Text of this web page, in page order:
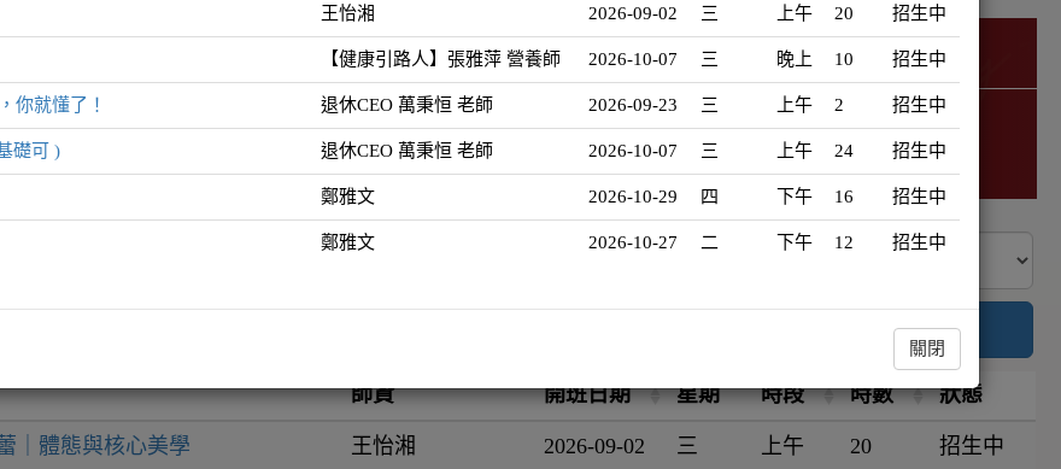
無限 系列
高年級50+
搜尋
師資 開班日期 星期 時段 時數 狀態
｜體態與核心美學 王怡湘 2026-09-02 三 上午 20 招生中
王怡湘 2026-09-02 三 上午 20 招生中
【健康引路人】張雅萍 營養師 2026-10-07 三 晚上 10 招生中
你就懂了！ 退休CEO 萬秉恒 老師 2026-09-23 三 上午 2 招生中
礎可 ) 退休CEO 萬秉恒 老師 2026-10-07 三 上午 24 招生中
鄭雅文 2026-10-29 四 下午 16 招生中
鄭雅文 2026-10-27 二 下午 12 招生中
關閉